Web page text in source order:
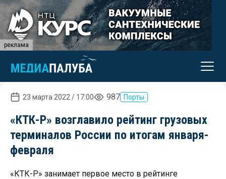
реклама
23 марта 2022 / 17:00 987 Порты
«КТК-Р» возглавило рейтинг грузовых
терминалов России по итогам января-
февраля
«КТК-Р» занимает первое место в рейтинге